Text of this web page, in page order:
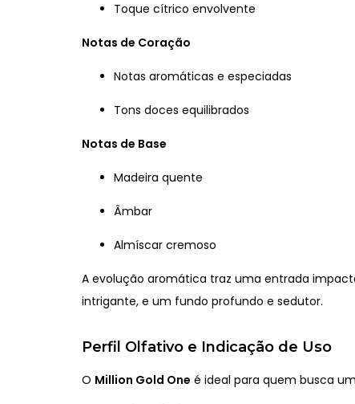
Toque cítrico envolvente
Notas de Coração
Notas aromáticas e especiadas
Tons doces equilibrados
Notas de Base
Madeira quente
Âmbar
Almíscar cremoso
A evolução aromática traz uma entrada
intrigante, e um fundo profundo e sedutor.
Perfil Olfativo e Indicação de Uso
O Million Gold One é ideal para quem busca